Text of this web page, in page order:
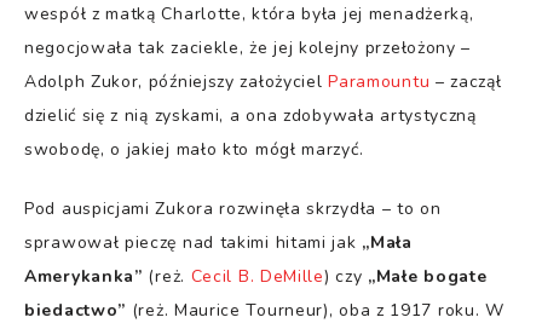
wespół z matką Charlotte, która była jej menadżerką,
negocjowała tak zaciekle, że jej kolejny przełożony –
Adolph Zukor, późniejszy założycielParamountu – zaczął
dzielić się z nią zyskami, a ona zdobywała artystyczną
swobodę, o jakiej mało kto mógł marzyć.
Pod auspicjami Zukora rozwinęła skrzydła – to on
sprawował pieczę nad takimi hitami jak „Mała
Amerykanka” (reż. Cecil B. DeMille) czy „Małe bogate
biedactwo” (reż. Maurice Tourneur), oba z 1917 roku. W